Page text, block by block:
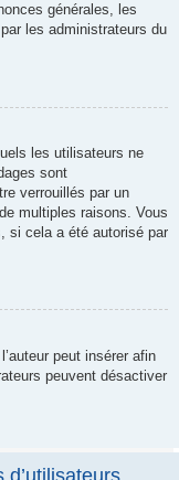
générales, les
les administrateurs du
les utilisateurs ne
sont
verrouillés par un
multiples raisons. Vous
si cela a été autorisé par
peut insérer afin
peuvent désactiver